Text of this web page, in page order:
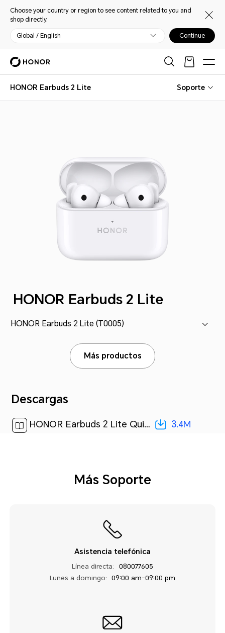
Choose your country or region to see content related to you and
shop directly.
Global / English Continue
HONOR Earbuds 2 Lite Soporte
HONOR Earbuds 2 Lite
HONOR Earbuds 2 Lite (T0005)
Más productos
Descargas
HONOR Earbuds 2 Lite Quick Start Guide(01,spanish)[ 3.4M ] 3.4M
Más Soporte
Asistencia telefónica
Línea directa:
080077605
Lunes a domingo:
09:00 am-09:00 pm